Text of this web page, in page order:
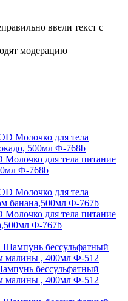
ввели текст с
модерацию
для тела питание
Ф-768b
для тела питание
Ф-767b
бессульфатный
малины , 400мл Ф-512